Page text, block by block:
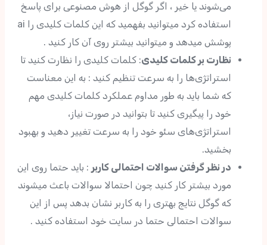
می‌شوند یا خیر ، اگر گوگل از هوش مصنوعی برای پاسخ
استفاده کرد میتوانید بفهمید که این کلمات کلیدی را ai
پوشش میدهد و میتوانید بیشتر روی آن کار کنید .
نظارت بر کلمات کلیدی: کلمات کلیدی را نظارت کنید تا
استراتژی‌ها را به سرعت تنظیم کنید : به این معناست
که شما باید به طور مداوم عملکرد کلمات کلیدی مهم
خود را پیگیری کنید تا بتوانید در صورت نیاز،
استراتژی‌های سئو خود را به سرعت تغییر دهید و بهبود
بخشید.
در نظر گرفتن سوالات احتمالی کاربر : باید حتما روی این
مورد بیشتر کار کنید چون احتمالا سوالات باعث میشوند
که گوگل نتایج بهتری را به کاربر نشان بدهد پس از این
سوالات احتمالی حتما در سایت خود استفاده کنید .